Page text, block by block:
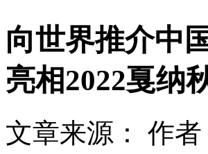
向世界推介中
亮相2022戛纳
文章来源： 作者